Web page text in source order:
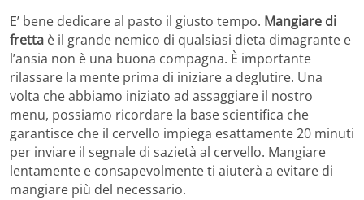
E’ bene dedicare al pasto il giusto tempo. Mangiare di
fretta è il grande nemico di qualsiasi dieta dimagrante e
l’ansia non è una buona compagna. È importante
rilassare la mente prima di iniziare a deglutire. Una
volta che abbiamo iniziato ad assaggiare il nostro
menu, possiamo ricordare la base scientifica che
garantisce che il cervello impiega esattamente 20 minuti
per inviare il segnale di sazietà al cervello. Mangiare
lentamente e consapevolmente ti aiuterà a evitare di
mangiare più del necessario.